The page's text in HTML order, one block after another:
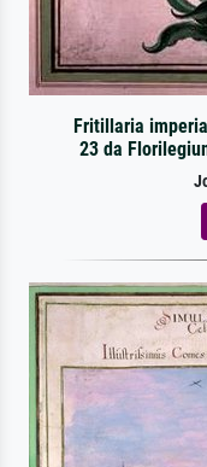
Fritillaria
23 da